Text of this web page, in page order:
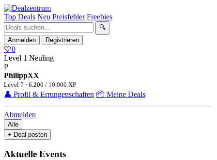
Top Deals Neu Preisfehler Freebies
🔍
Anmelden
Registrieren
🤍0
Level 1 Neuling
P
PhilippXX
Level 7 · 6.200 / 10.000 XP
👤 Profil & Errungenschaften 📦 Meine Deals
Abmelden
Alle
+ Deal posten
Aktuelle Events